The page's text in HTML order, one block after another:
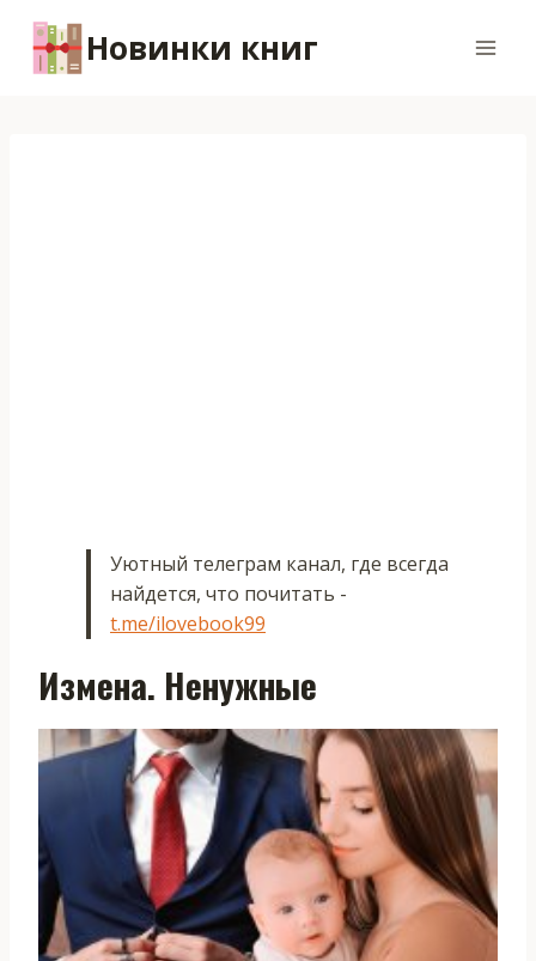
содержимому
Новинки книг
Уютный телеграм канал, где всегда
найдется, что почитать -
t.me/ilovebook99
Измена. Ненужные